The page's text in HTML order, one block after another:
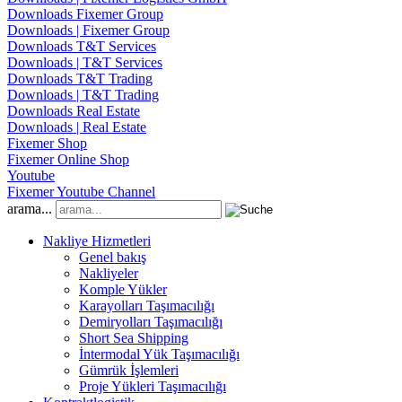
Downloads Fixemer Group
Downloads | Fixemer Group
Downloads T&T Services
Downloads | T&T Services
Downloads T&T Trading
Downloads | T&T Trading
Downloads Real Estate
Downloads | Real Estate
Fixemer Shop
Fixemer Online Shop
Youtube
Fixemer Youtube Channel
arama...
Nakliye Hizmetleri
Genel bakış
Nakliyeler
Komple Yükler
Karayolları Taşımacılığı
Demiryolları Taşımacılığı
Short Sea Shipping
İntermodal Yük Taşımacılığı
Gümrük İşlemleri
Proje Yükleri Taşımacılığı